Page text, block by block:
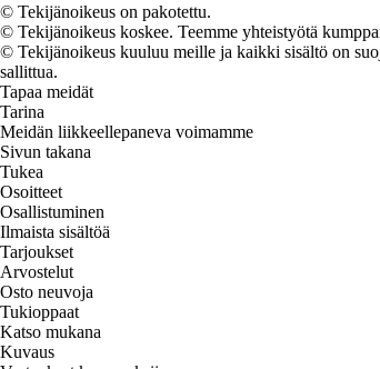
© Tekijänoikeus on pakotettu.
© Tekijänoikeus koskee. Teemme yhteistyötä
© Tekijänoikeus kuuluu meille ja kaikki sisältö on
sallittua.
Tapaa meidät
Tarina
Meidän liikkeellepaneva voimamme
Sivun takana
Tukea
Osoitteet
Osallistuminen
Ilmaista sisältöä
Tarjoukset
Arvostelut
Osto neuvoja
Tukioppaat
Katso mukana
Kuvaus